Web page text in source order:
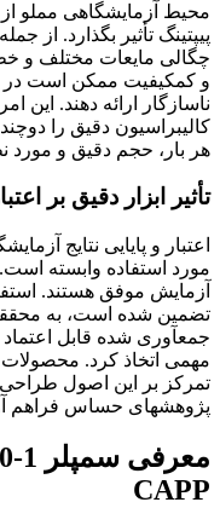
محیط آزمایشگاهی مملو
پیپتینگ تأثیر بگذارد. از
چگالی مایعات مختلف و
و کمکیفیت ممکن است در
ناسازگار ارائه دهند. این
کالیبراسیون دقیق را
هر بار، حجم دقیق و مورد
تأثیر ابزار دقیق بر
اعتبار و پایایی نتایج
مورد استفاده وابسته
آزمایش موفق هستند.
تضمین شده است، به
جمعآوری شده قابل
مهمی اتخاذ کرد. محصولات
تمرکز بر این اصول
پژوهشهای حساس فراهم
CAPP